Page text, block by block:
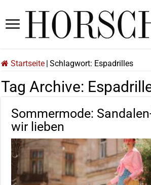
Startseite Schlagwort: Espadrilles
Tag Archive:
Sommermode:
wir lieben